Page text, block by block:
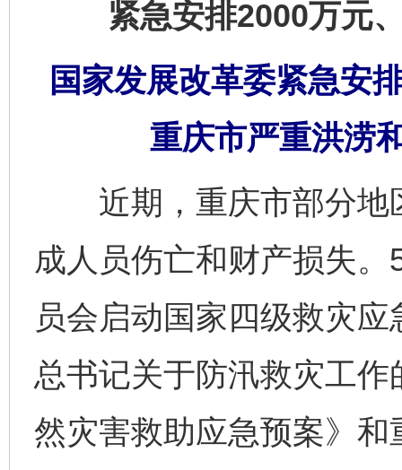
紧急安排2000万元、
国家发展改革委紧急安
重庆市严重洪涝
近期，重庆市部分地
成人员伤亡和财产损失
员会启动国家四级救灾
总书记关于防汛救灾工
然灾害救助应急预案》